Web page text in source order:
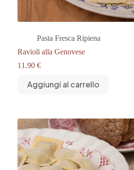
Pasta Fresca Ripiena
Ravioli alla Genovese
11.90 €
Aggiungi al carrello